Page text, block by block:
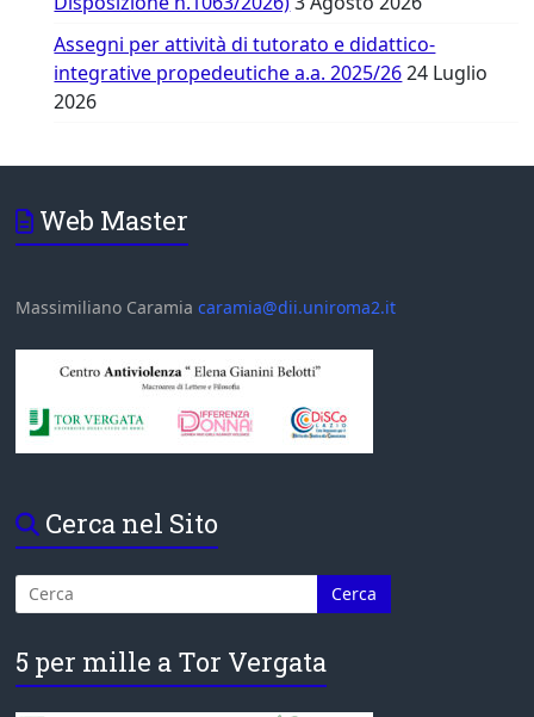
Assegni per attività di tutorato e didattico-
integrative propedeutiche a.a. 2025/26 24 Luglio
2026
Web Master
Massimiliano Caramiacaramia@dii.uniroma2.it
Cerca nel Sito
5 per mille a Tor Vergata